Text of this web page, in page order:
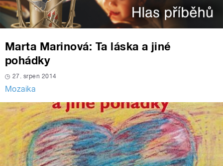
Marta Marinová: Ta láska a jiné
pohádky
27. srpen 2014
Mozaika